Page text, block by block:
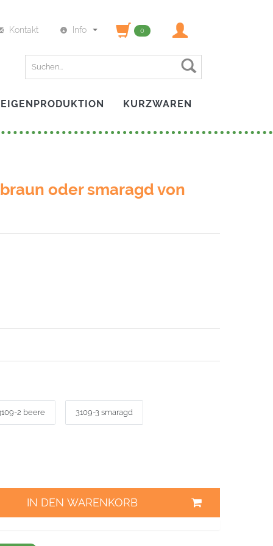
Kontakt Info 0
EIGENPRODUKTION KURZWAREN
oder smaragd von
2 beere 3109-3 smaragd
IN DEN WARENKORB